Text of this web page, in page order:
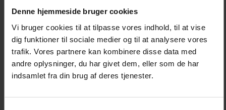
Denne hjemmeside bruger cookies
Vi bruger cookies til at tilpasse vores indhold, til at vise
dig funktioner til sociale medier og til at analysere vores
trafik. Vores partnere kan kombinere disse data med
andre oplysninger, du har givet dem, eller som de har
indsamlet fra din brug af deres tjenester.
Fakta:
Bankresearch finder ud fra regnskabstal en positiv
rente på bankers obligationsbeholdning. Det er dog